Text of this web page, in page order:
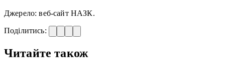
Джерело: веб-сайт НАЗК.
Поділитись:
Читайте також